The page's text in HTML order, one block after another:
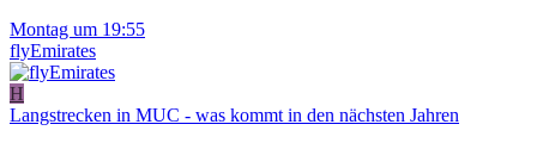
Montag um 19:55
flyEmirates
H
Langstrecken in MUC - was kommt in den nächsten Jahren